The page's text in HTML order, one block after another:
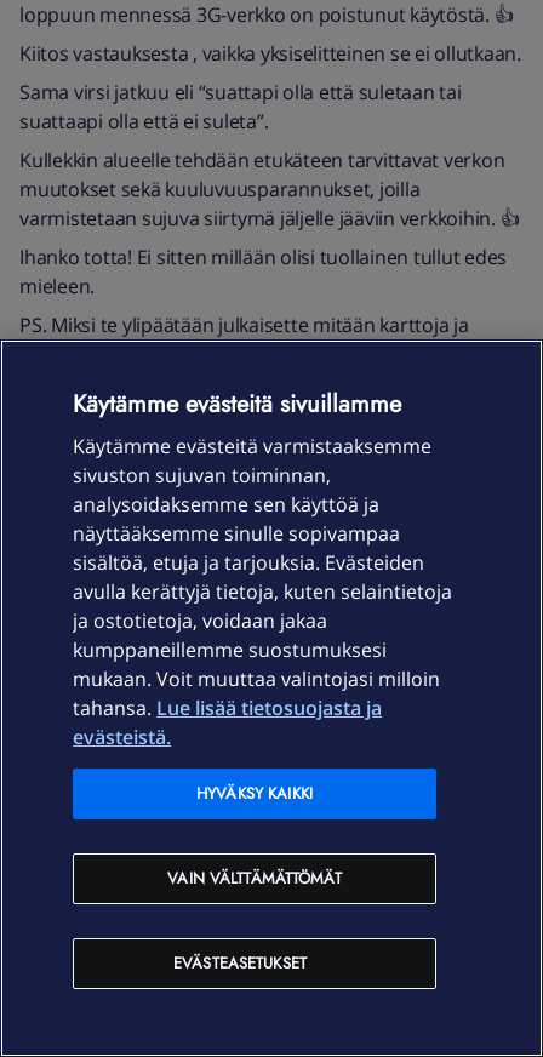
loppuun mennessä 3G-verkko on poistunut käytöstä. 👍
Kiitos vastauksesta , vaikka yksiselitteinen se ei ollutkaan.
Sama virsi jatkuu eli “suattapi olla että suletaan tai
suattaapi olla että ei suleta”.
Kullekkin alueelle tehdään etukäteen tarvittavat verkon
muutokset sekä kuuluvuusparannukset, joilla
varmistetaan sujuva siirtymä jäljelle jääviin verkkoihin. 👍
Ihanko totta! Ei sitten millään olisi tuollainen tullut edes
mieleen.
PS. Miksi te ylipäätään julkaisette mitään karttoja ja
Korttelikuitu VDSL
sakarialanne Forum|Forum|2 years ago
Kohtalaisen hyvin ovat 3G-alasajossa nuo kk-tason
aikataulut pitäneet paikkansa. Lisäksihän alueiden
asukkaille on tehty kohdennettua viestintää, tuon
julkisen sivuston lisäksi.
Tukiasemat eivät katso maakuntarajoja ja jos on vielä
peliliikkeet tekemättä omien 3G-laitteiden osalta niin ei
onhan siihen jo pari vuotta ollut aikaa varautua.
“Computers are useless. They can only give you answers.” ―
Käytämme evästeitä sivuillamme
Käytämme evästeitä varmistaaksemme
sivuston sujuvan toiminnan,
analysoidaksemme sen käyttöä ja
näyttääksemme sinulle sopivampaa
sisältöä, etuja ja tarjouksia. Evästeiden
avulla kerättyjä tietoja, kuten selaintietoja
ja ostotietoja, voidaan jakaa
kumppaneillemme suostumuksesi
mukaan. Voit muuttaa valintojasi milloin
tahansa. Lue lisää tietosuojasta ja
evästeistä.
EVÄSTEASETUKSET
VAIN VÄLTTÄMÄTTÖMÄT
HYVÄKSY KAIKKI